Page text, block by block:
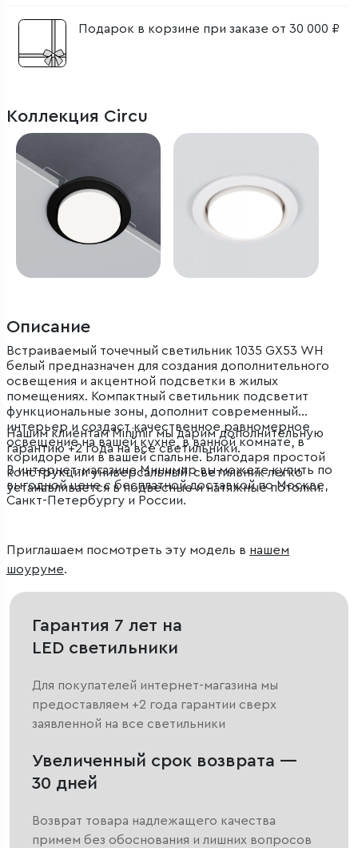
Подарок в корзине при заказе от 30 000 ₽
Коллекция Circu
Описание
Встраиваемый точечный светильник 1035 GX53 WH
белый предназначен для создания дополнительного
освещения и акцентной подсветки в жилых
помещениях. Компактный светильник подсветит
функциональные зоны, дополнит современный
интерьер и создаст качественное равномерное
освещение на вашей кухне, в ванной комнате, в
коридоре или в вашей спальне. Благодаря простой
конструкции универсальный светильник легко
устанавливается в подвесные и натяжные потолки.
Нашим клиентам Minimir мы дарим дополнительную
гарантию +2 года на все светильники.
В интернет-магазине Минимир вы можете купить по
выгодной цене с бесплатной доставкой по Москве,
Санкт-Петербургу и России.
Приглашаем посмотреть эту модель в нашем
шоуруме.
Гарантия 7 лет на
LED светильники
Для покупателей интернет-магазина мы
предоставляем +2 года гарантии сверх
заявленной на все светильники
Увеличенный срок возврата —
30 дней
Возврат товара надлежащего качества
примем без обоснования и лишних вопросов